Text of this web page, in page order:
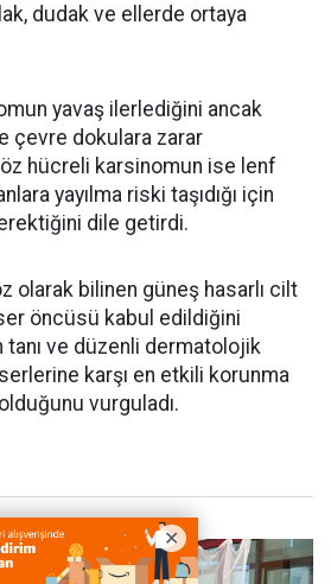
dudak ve ellerde ortaya
yavaş ilerlediğini ancak
çevre dokulara zarar
hücreli karsinomun ise lenf
yayılma riski taşıdığı için
dile getirdi.
olarak bilinen güneş hasarlı cilt
öncüsü kabul edildiğini
tanı ve düzenli dermatolojik
karşı en etkili korunma
vurguladı.